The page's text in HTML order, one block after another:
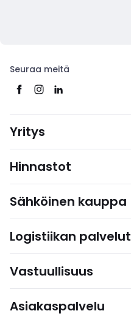
Seuraa meitä
Yritys
Hinnastot
Sähköinen kauppa
Logistiikan palvelut
Vastuullisuus
Asiakaspalvelu